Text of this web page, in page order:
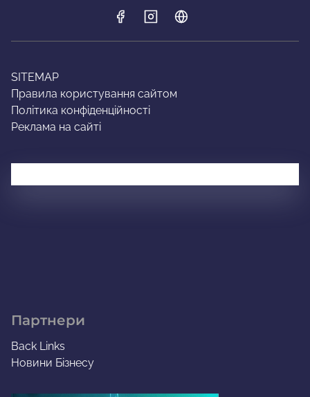
SITEMAP
Правила користування сайтом
Політика конфіденційності
Реклама на сайті
Партнери
Back Links
Новини Бізнесу